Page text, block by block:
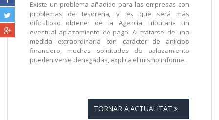
Existe un problema añadido para las empresas con
problemas de tesorería, y es que será más
dificultoso obtener de la Agencia Tributaria un
eventual aplazamiento de pago. Al tratarse de una
medida extraordinaria con carácter de anticipo
financiero, muchas solicitudes de aplazamiento
pueden verse denegadas, explica el mismo informe.
TORNAR A ACTUALITAT